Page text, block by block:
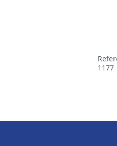
1177